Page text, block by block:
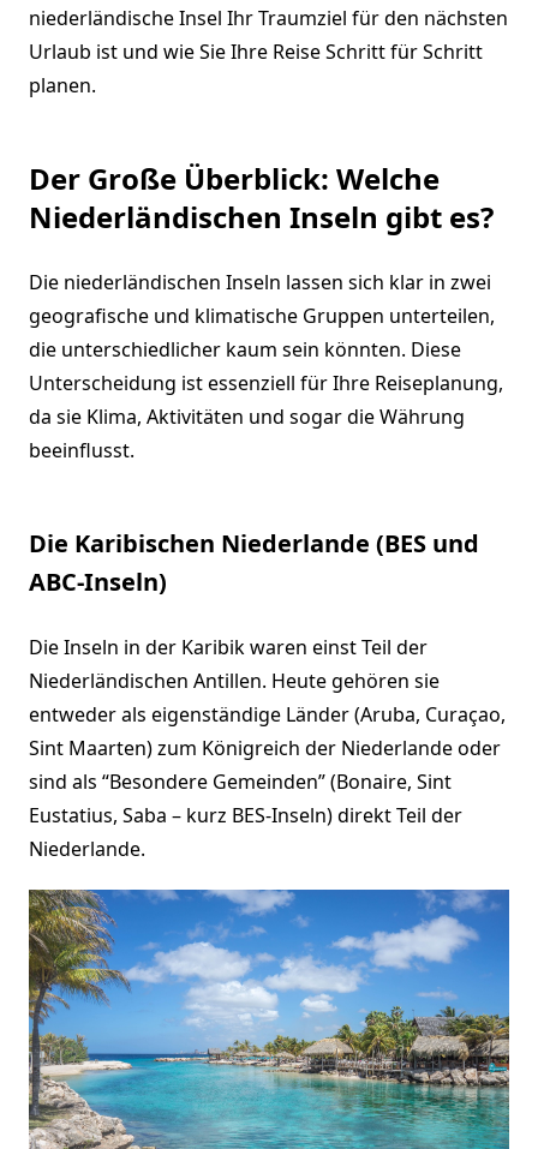
niederländische Insel Ihr Traumziel für den nächsten
Urlaub ist und wie Sie Ihre Reise Schritt für Schritt
planen.
Der Große Überblick: Welche
Niederländischen Inseln gibt es?
Die niederländischen Inseln lassen sich klar in zwei
geografische und klimatische Gruppen unterteilen,
die unterschiedlicher kaum sein könnten. Diese
Unterscheidung ist essenziell für Ihre Reiseplanung,
da sie Klima, Aktivitäten und sogar die Währung
beeinflusst.
Die Karibischen Niederlande (BES und
ABC-Inseln)
Die Inseln in der Karibik waren einst Teil der
Niederländischen Antillen. Heute gehören sie
entweder als eigenständige Länder (Aruba, Curaçao,
Sint Maarten) zum Königreich der Niederlande oder
sind als “Besondere Gemeinden” (Bonaire, Sint
Eustatius, Saba – kurz BES-Inseln) direkt Teil der
Niederlande.